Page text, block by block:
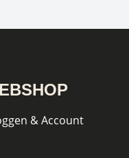
& Account